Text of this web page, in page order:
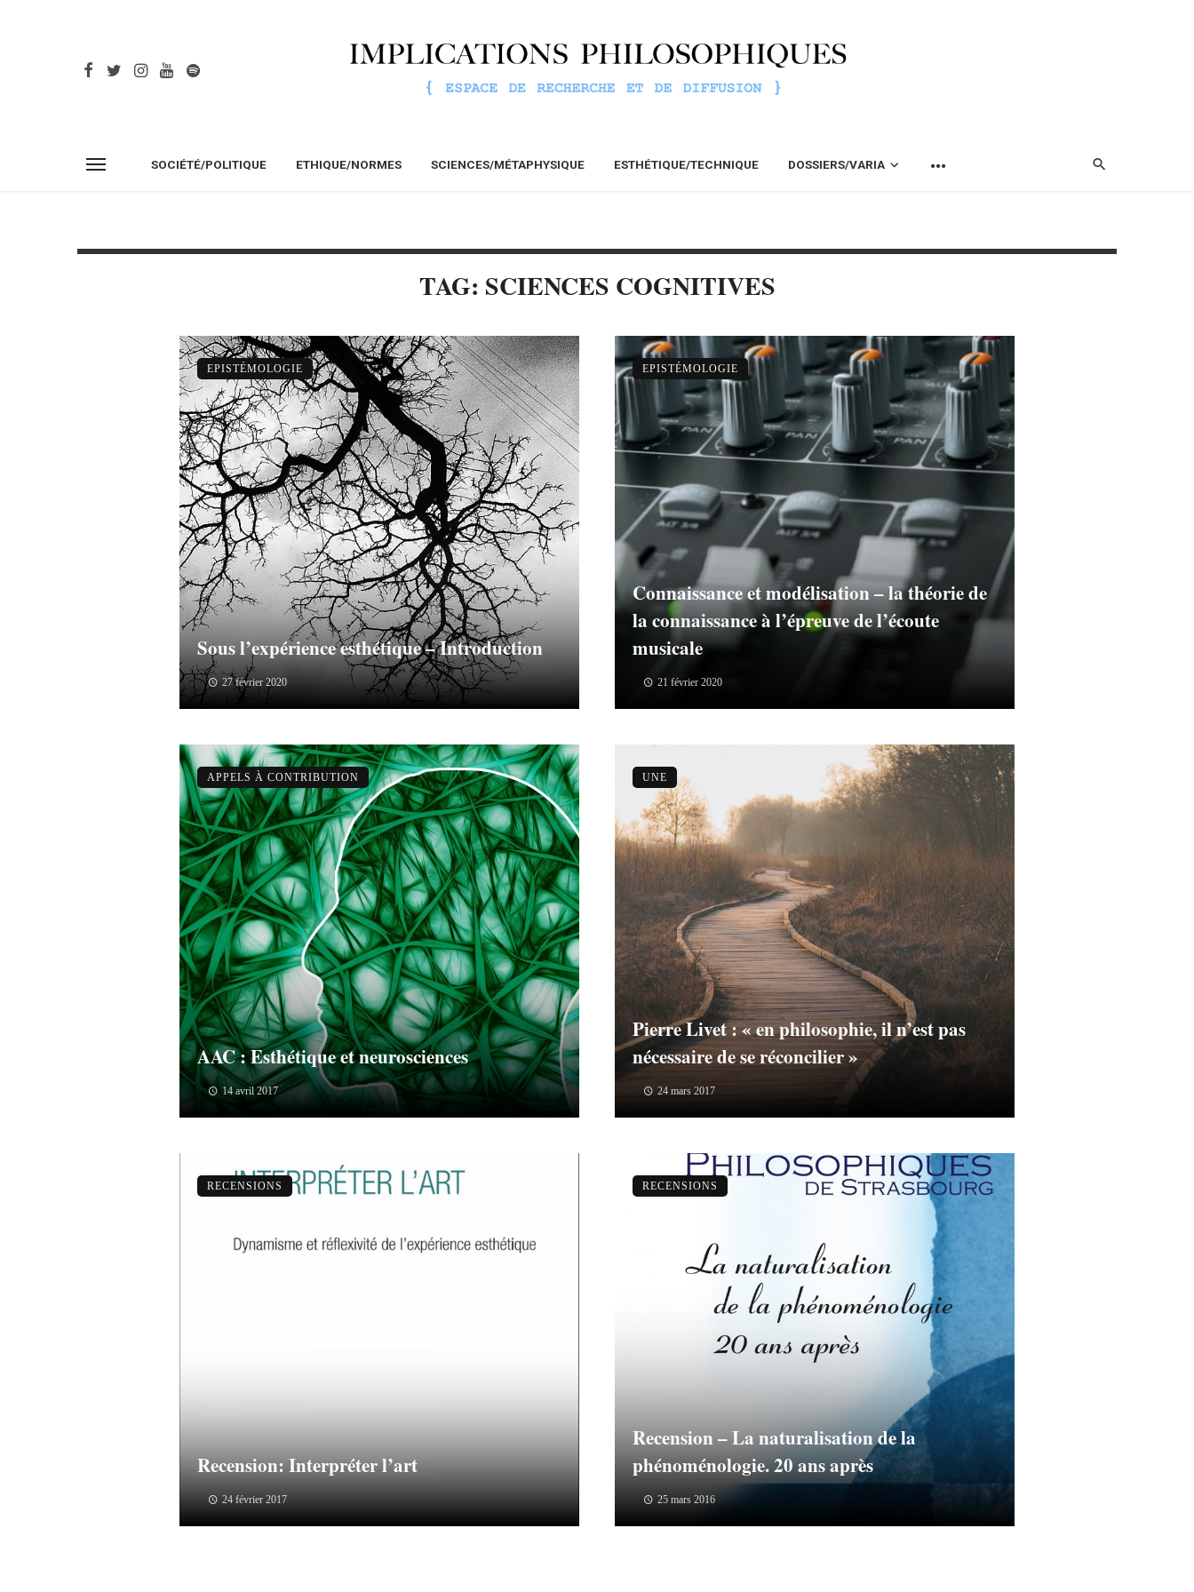
SOCIÉTÉ/POLITIQUE ETHIQUE/NORMES SCIENCES/MÉTAPHYSIQUE ESTHÉTIQUE/TECHNIQUE DOSSIERS/VARIA
TAG: SCIENCES COGNITIVES
Sous l’expérience esthétique – Introduction
27 février 2020
EPISTÉMOLOGIE
Connaissance et modélisation – la théorie de
la connaissance à l’épreuve de l’écoute
musicale
21 février 2020
EPISTÉMOLOGIE
AAC : Esthétique et neurosciences
14 avril 2017
APPELS À CONTRIBUTION
Pierre Livet : « en philosophie, il n’est pas
nécessaire de se réconcilier »
24 mars 2017
UNE
Recension: Interpréter l’art
24 février 2017
RECENSIONS
Recension – La naturalisation de la
phénoménologie. 20 ans après
25 mars 2016
RECENSIONS